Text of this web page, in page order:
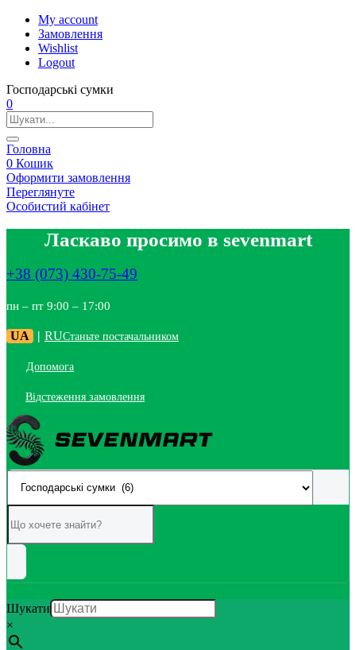
My account
Замовлення
Wishlist
Logout
Господарські сумки
0
Головна
0 Кошик
Оформити замовлення
Переглянуте
Особистий кабінет
Ласкаво просимо в sevenmart
+38 (073) 430-75-49
пн – пт 9:00 – 17:00
UA | RUСтаньте постачальником
Допомога
Відстеження замовлення
Шукати
×